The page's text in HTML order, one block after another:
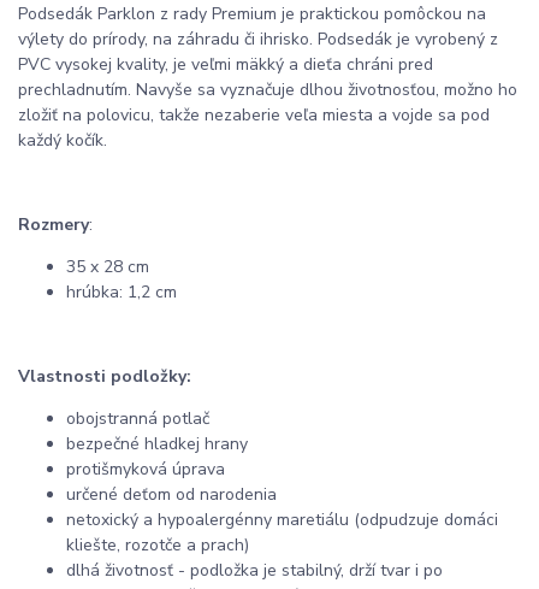
Podsedák Parklon z rady Premium je praktickou pomôckou na
výlety do prírody, na záhradu či ihrisko. Podsedák je vyrobený z
PVC vysokej kvality, je veľmi mäkký a dieťa chráni pred
prechladnutím. Navyše sa vyznačuje dlhou životnosťou, možno ho
zložiť na polovicu, takže nezaberie veľa miesta a vojde sa pod
každý kočík.
Rozmery:
35 x 28 cm
hrúbka: 1,2 cm
Vlastnosti podložky:
obojstranná potlač
bezpečné hladkej hrany
protišmyková úprava
určené deťom od narodenia
netoxický a hypoalergénny maretiálu (odpudzuje domáci
kliešte, rozotče a prach)
dlhá životnosť - podložka je stabilný, drží tvar i po